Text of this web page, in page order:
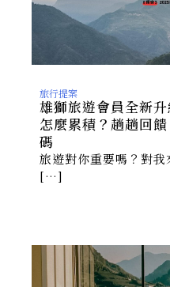
旅行提案
雄獅旅遊會員全新
怎麼累積？趟趟回
碼
旅遊對你重要嗎？對
[…]